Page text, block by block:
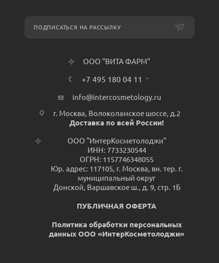
ПОДПИСАТЬСЯ НА РАССЫЛКУ
ООО "ВИТА ФАРМ"
+7 495 180 04 11
info@intercosmetology.ru
г. Москва, Волоколамское шоссе, д.2
Доставка по всей России!
ООО "ИнтерКосметолоджи"
ИНН: 7733230544
ОГРН: 1157746348055
Юр. адрес: 117105, г. Москва, вн. тер. г.
муниципальный округ
Донской, Варшавское ш., д. 9, стр. 1Б
ПУБЛИЧНАЯ ОФЕРТА
Политика обработки персональных
данных ООО «ИнтерКосметолоджи»